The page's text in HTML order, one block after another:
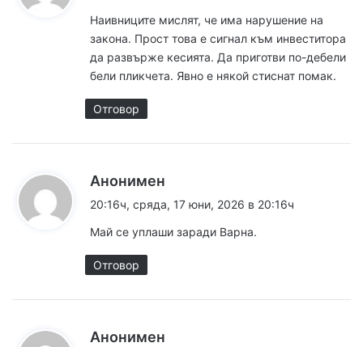
а
:
Наивниците мислят, че има нарушение на
закона. Прост това е сигнал към инвеститора
да развърже кесията. Да приготви по-дебели
бели пликчета. Явно е някой стиснат помак.
Отговор
Анонимен
а
20:16ч, сряда, 17 юни, 2026 в 20:16ч
Май се уплаши заради Варна.
Отговор
Анонимен